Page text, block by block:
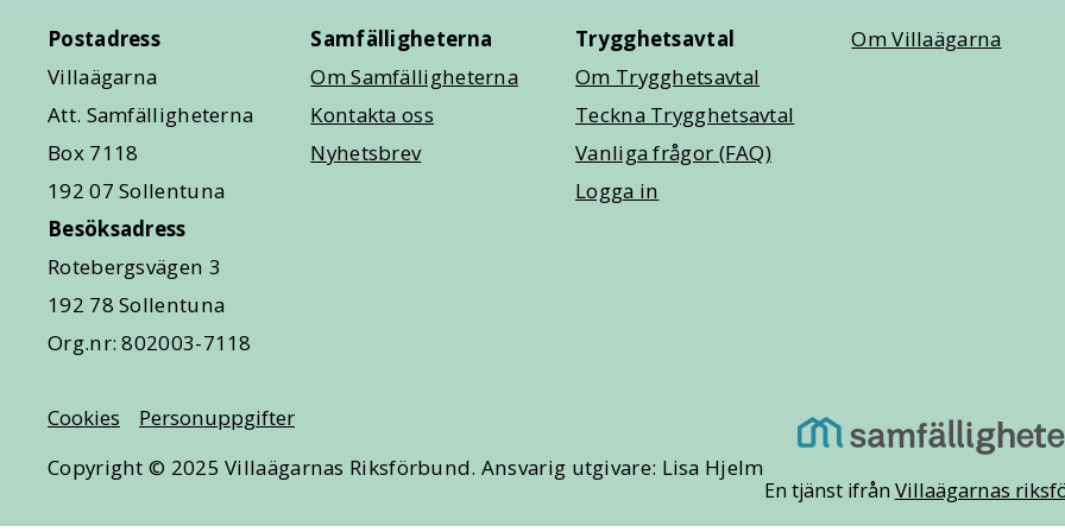
Postadress
Villaägarna
Att. Samfälligheterna
Box 7118
192 07 Sollentuna
Besöksadress
Rotebergsvägen 3
192 78 Sollentuna
Org.nr: 802003-7118
Samfälligheterna
Om Samfälligheterna
Kontakta oss
Nyhetsbrev
Trygghetsavtal
Om Trygghetsavtal
Teckna Trygghetsavtal
Vanliga frågor (FAQ)
Logga in
Om Villaägarna
Cookies
Personuppgifter
Copyright © 2025 Villaägarnas Riksförbund. Ansvarig utgivare: Lisa Hjelm
En tjänst ifrån Villaägarnas